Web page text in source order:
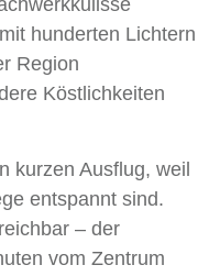
hunderten Lichtern
Region
Köstlichkeiten
kurzen Ausflug, weil
entspannt sind.
– der
vom Zentrum